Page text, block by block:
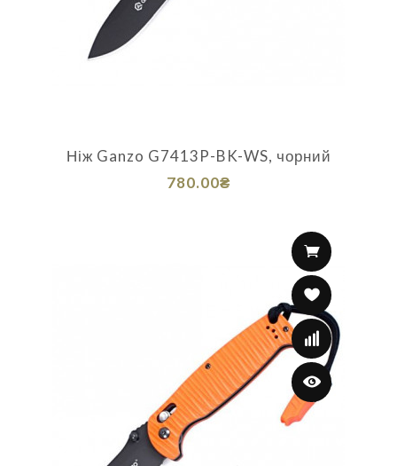
Ніж Ganzo G7413P-BK-WS, чорний
780.00₴